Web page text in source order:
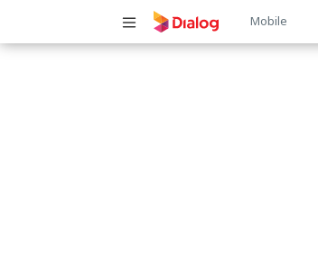
Main
Mobile